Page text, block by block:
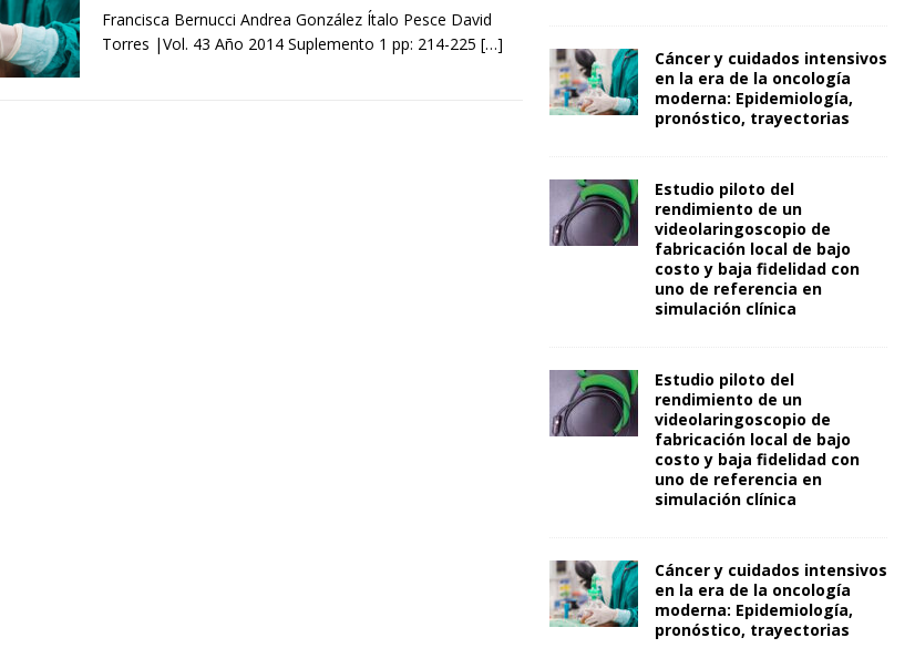
Francisca Bernucci Andrea González Ítalo Pesce David
Torres |Vol. 43 Año 2014 Suplemento 1 pp: 214-225 […]
Cáncer y cuidados intensivos
en la era de la oncología
moderna: Epidemiología,
pronóstico, trayectorias
Estudio piloto del
rendimiento de un
videolaringoscopio de
fabricación local de bajo
costo y baja fidelidad con
uno de referencia en
simulación clínica
Estudio piloto del
rendimiento de un
videolaringoscopio de
fabricación local de bajo
costo y baja fidelidad con
uno de referencia en
simulación clínica
Cáncer y cuidados intensivos
en la era de la oncología
moderna: Epidemiología,
pronóstico, trayectorias